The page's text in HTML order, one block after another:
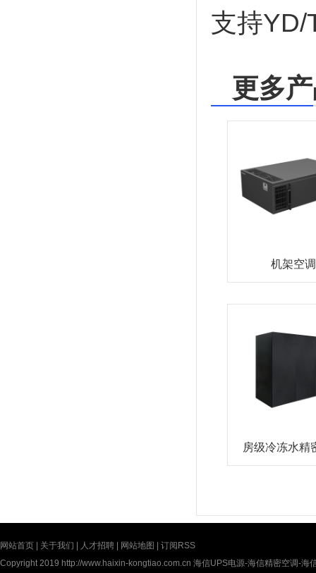
支持YD/
更多
机架空调
房级冷冻水精
网站首页 关于我们 人才招聘 网站地图
订阅RSS
Copyright 2019 http://www.haixin-kongtiao.com.cn 海信UPS电源-海信精密空调-海